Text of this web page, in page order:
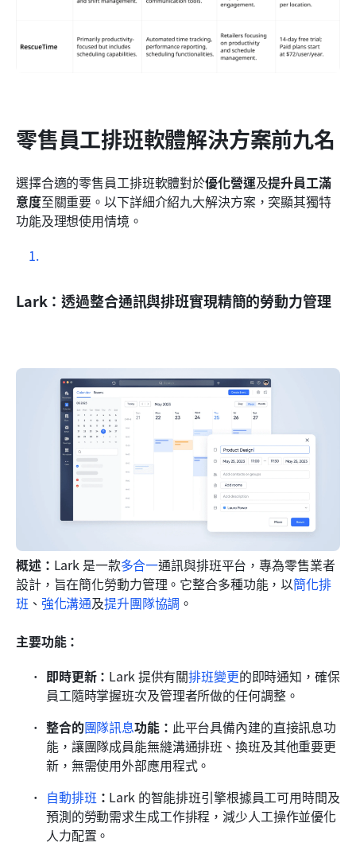
零售員工排班軟體解決方案前九名
選擇合適的零售員工排班軟體對於優化營運及提升員工滿
意度至關重要。以下詳細介紹九大解決方案，突顯其獨特
功能及理想使用情境。
Lark：透過整合通訊與排班實現精簡的勞動力管理
概述： Lark 是一款多合一通訊與排班平台，專為零售業者
設計，旨在簡化勞動力管理。它整合多種功能，以簡化排
班 、 強化溝通及提升團隊協調 。
主要功能：
即時更新： Lark 提供有關排班變更的即時通知，確保
員工隨時掌握班次及管理者所做的任何調整。
整合的團隊訊息功能： 此平台具備內建的直接訊息功
能，讓團隊成員能無縫溝通排班、換班及其他重要更
新，無需使用外部應用程式。
自動排班 ： Lark 的智能排班引擎根據員工可用時間及
預測的勞動需求生成工作排程，減少人工操作並優化
人力配置。